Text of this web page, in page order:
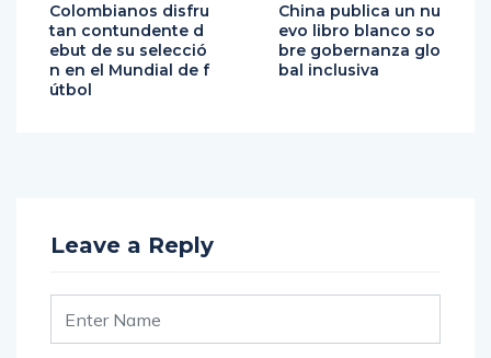
Colombianos disfru
tan contundente d
ebut de su selecció
n en el Mundial de f
útbol
China publica un nu
evo libro blanco so
bre gobernanza glo
bal inclusiva
Leave a Reply